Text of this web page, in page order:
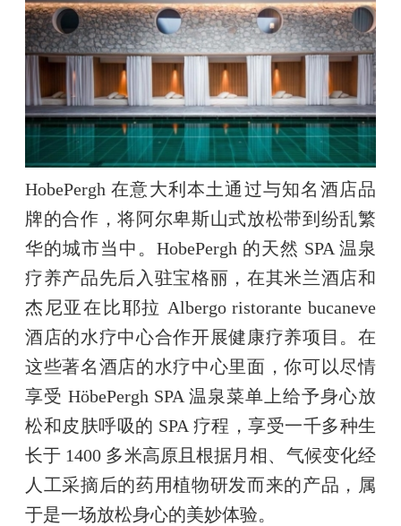
HobePergh 在意大利本土通过与知名酒店品
牌的合作，将阿尔卑斯山式放松带到纷乱繁
华的城市当中。HobePergh 的天然 SPA 温泉
疗养产品先后入驻宝格丽，在其米兰酒店和
杰尼亚在比耶拉 Albergo ristorante bucaneve
酒店的水疗中心合作开展健康疗养项目。在
这些著名酒店的水疗中心里面，你可以尽情
享受 HöbePergh SPA 温泉菜单上给予身心放
松和皮肤呼吸的 SPA 疗程，享受一千多种生
长于 1400 多米高原且根据月相、气候变化经
人工采摘后的药用植物研发而来的产品，属
于是一场放松身心的美妙体验。